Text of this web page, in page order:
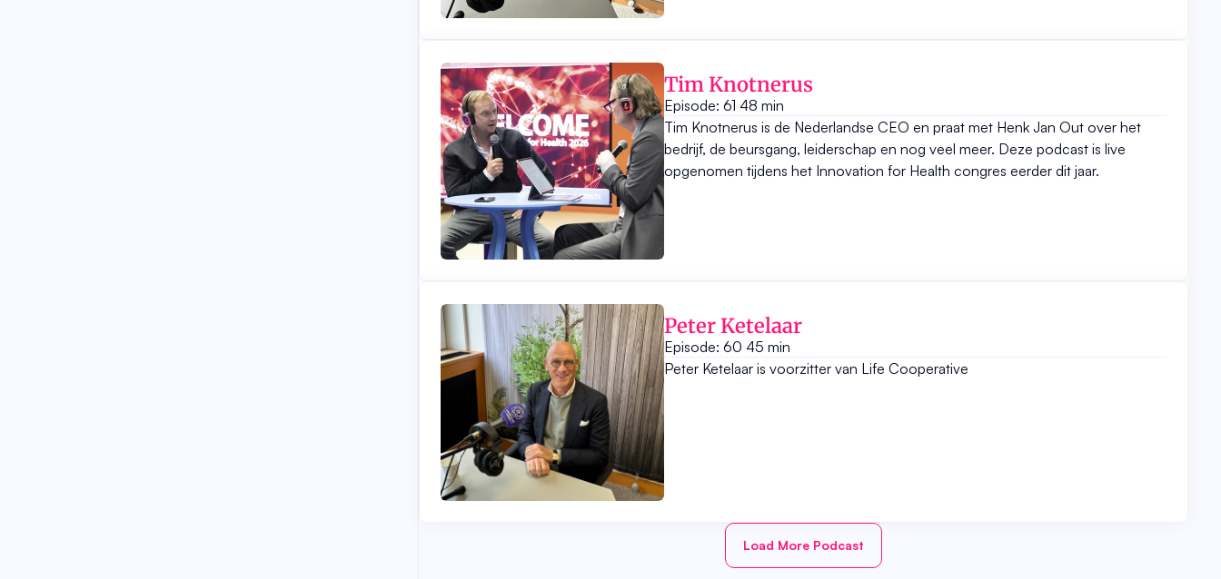
Tim Knotnerus
Episode: 61 48 min
Tim Knotnerus is de Nederlandse CEO en praat met Henk Jan Out over het
bedrijf, de beursgang, leiderschap en nog veel meer. Deze podcast is live
opgenomen tijdens het Innovation for Health congres eerder dit jaar.
Peter Ketelaar
Episode: 60 45 min
Peter Ketelaar is voorzitter van Life Cooperative
Load More Podcast